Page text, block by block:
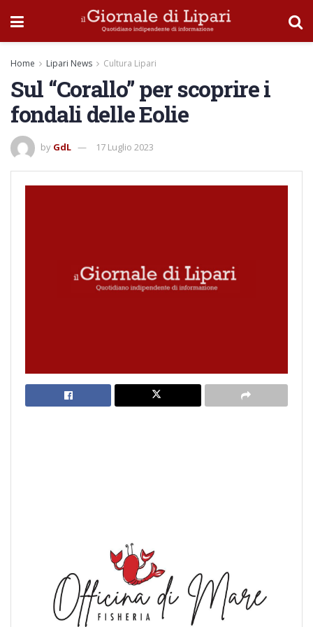
Home Lipari News Cultura Lipari
Sul “Corallo” per scoprire i
fondali delle Eolie
by GdL 17 Luglio 2023